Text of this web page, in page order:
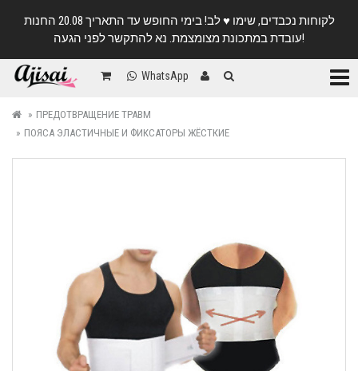
לקוחות נכבדים, שימו ♥️ לב! בימי החופש עד התאריך 20.08 החנות
עובדת במתכונת מצומצמת. נא להתקשר לפני הגעה!
WhatsApp
ПРЕДОТВРАЩЕНИЕ ТРАВМ
ПОЯСА ЭЛАСТИЧНЫЕ И ФИКСАТОРЫ ЖЁСТКИЕ